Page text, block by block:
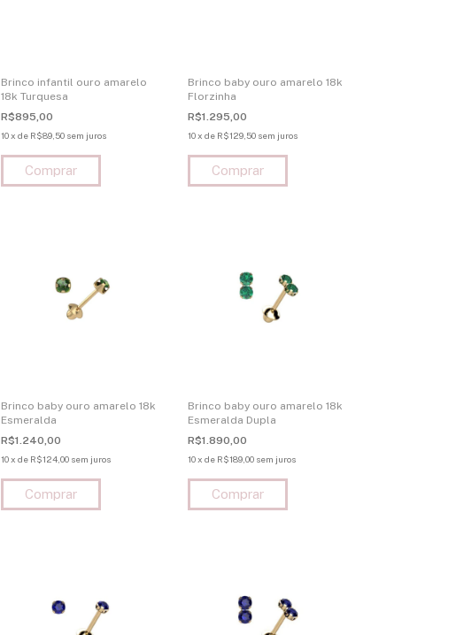
Brinco infantil ouro amarelo
18k Turquesa
R$895,00
10 x de R$89,50 sem juros
Brinco baby ouro amarelo 18k
Florzinha
R$1.295,00
10x de R$129,50 sem juros
Brinco baby ouro amarelo 18k
Esmeralda
R$1.240,00
10 x de R$124,00 sem juros
Brinco baby ouro amarelo 18k
Esmeralda Dupla
R$1.890,00
10x de R$189,00 sem juros